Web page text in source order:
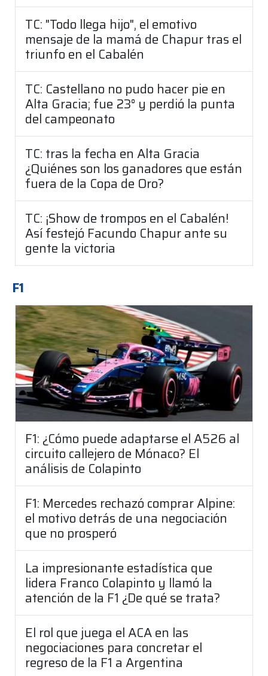
TC: "Todo llega hijo", el emotivo
mensaje de la mamá de Chapur tras el
triunfo en el Cabalén
TC: Castellano no pudo hacer pie en
Alta Gracia; fue 23° y perdió la punta
del campeonato
TC: tras la fecha en Alta Gracia
¿Quiénes son los ganadores que están
fuera de la Copa de Oro?
TC: ¡Show de trompos en el Cabalén!
Así festejó Facundo Chapur ante su
gente la victoria
F1
F1: ¿Cómo puede adaptarse el A526 al
circuito callejero de Mónaco? El
análisis de Colapinto
F1: Mercedes rechazó comprar Alpine:
el motivo detrás de una negociación
que no prosperó
La impresionante estadística que
lidera Franco Colapinto y llamó la
atención de la F1 ¿De qué se trata?
El rol que juega el ACA en las
negociaciones para concretar el
regreso de la F1 a Argentina